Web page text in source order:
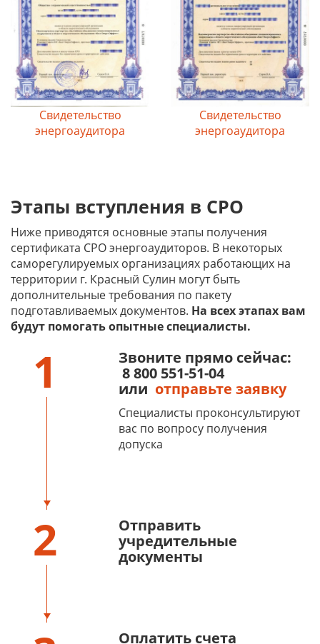
Свидетельство
энергоаудитора
Свидетельство
энергоаудитора
Этапы вступления в СРО
Ниже приводятся основные этапы получения
сертификата СРО энергоаудиторов. В некоторых
саморегулируемых организациях работающих на
территории г. Красный Сулин могут быть
дополнительные требования по пакету
подготавливаемых документов. На всех этапах вам
будут помогать опытные специалисты.
1
Звоните прямо сейчас:
8 800 551-51-04
или отправьте заявку
Специалисты проконсультируют
вас по вопросу получения
допуска
2
Отправить
учредительные
документы
Оплатить счета